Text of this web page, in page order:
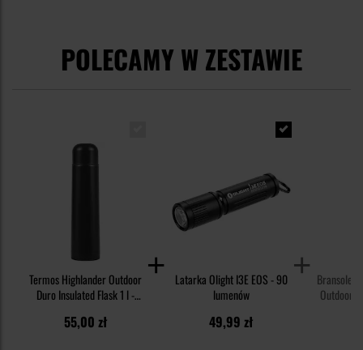
POLECAMY W ZESTAWIE
Termos Highlander Outdoor
Duro Insulated Flask 1 l -
55,00 zł
Latarka Olight I3E EOS - 90
lumenów
49,99 zł
Outdoor